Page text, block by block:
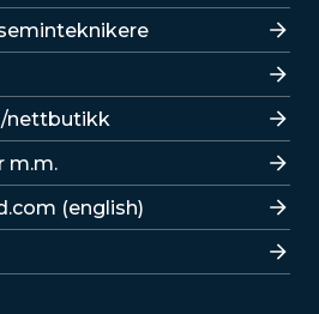
nettbutikk
m.m.
(english)